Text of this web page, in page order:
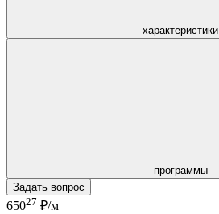
характеристики
программы
Задать вопрос
65027 ₽/м